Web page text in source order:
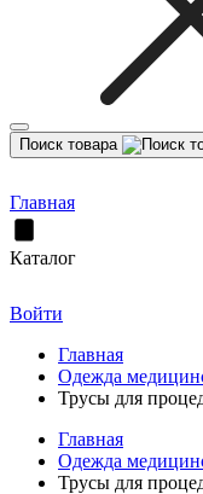
Поиск товара
Главная
Каталог
Войти
Главная
Одежда
Трусы для
Главная
Одежда
Трусы для